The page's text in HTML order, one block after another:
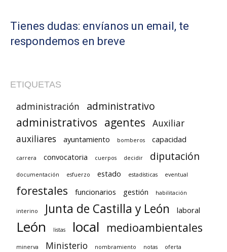
Tienes dudas: envíanos un email, te
respondemos en breve
ETIQUETAS
administración administrativo
administrativos agentes
Auxiliar
auxiliares
ayuntamiento bomberos capacidad
carrera convocatoria cuerpos decidir diputación
documentación esfuerzo estado estadísticas eventual
forestales funcionarios gestión habilitación
interino Junta de Castilla y León laboral
León listas local medioambientales
minerva Ministerio nombramiento notas oferta